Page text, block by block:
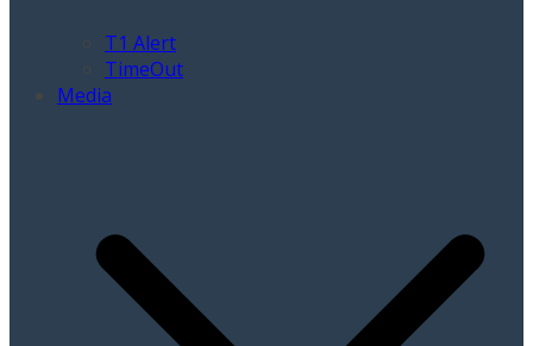
T1 Alert
TimeOut
Media